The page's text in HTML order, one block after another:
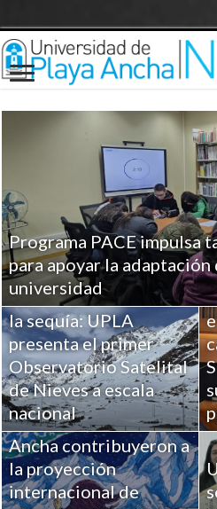
Programa PACE impulsa
para apoyar la
universidad
Ciencia para combatir
la sequía: UPLA
presenta el primer
Observatorio Satelital
de Nieves a escala
nacional
Académicos de la
Universidad de Playa
Ancha contribuyeron a
la proyección
internacional de